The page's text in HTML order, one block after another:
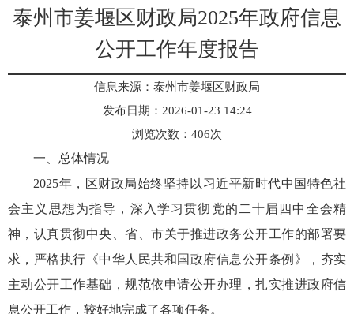
泰州市姜堰区财政局2025年政府信息
公开工作年度报告
信息来源：泰州市姜堰区财政局
发布日期：2026-01-23 14:24
浏览次数： 406次
一、总体情况
2025年，区财政局始终坚持以习近平新时代中国特色社
会主义思想为指导，深入学习贯彻党的二十届四中全会精
神，认真贯彻中央、省、市关于推进政务公开工作的部署要
求，严格执行《中华人民共和国政府信息公开条例》，夯实
主动公开工作基础，规范依申请公开办理，扎实推进政府信
息公开工作，较好地完成了各项任务。